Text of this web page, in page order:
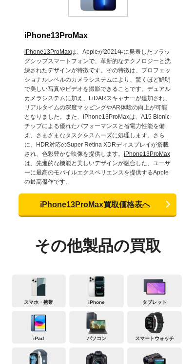
iPhone13ProMax
iPhone13ProMaxは、Appleが2021年に発表したフラッ
グシップスマートフォンで、革新的なテクノロジーと洗
練されたデザインが特徴です。その特徴は、プロフェッ
ショナルレベルのカメラシステムにより、驚くほど鮮明
で美しい写真やビデオを撮影できることです。デュアル
カメラシステムに加え、LiDARスキャナーが追加され、
リアルタイムの深度マッピングやAR体験の向上が可能
となりました。また、iPhone13ProMaxは、A15 Bionic
チップによる優れたパフォーマンスと省電力性能を備
え、さまざまなタスクをスムーズに処理します。さら
に、HDR対応のSuper Retina XDRディスプレイが搭載
され、色彩豊かな映像を提供します。 iPhone13ProMax
は、先進的な機能と美しいデザインが融合した、ユーザ
ーに最高のモバイルエクスペリエンスを提供するApple
の最高傑作です。
iPhone13ProMax買取価格表へ
その他製品の買取
スマホ・携帯 iPhone タブレット
iPad パソコン スマートウォッチ